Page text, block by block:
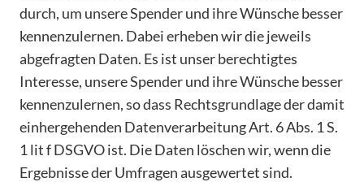
durch, um unsere Spender und ihre Wünsche besser
kennenzulernen. Dabei erheben wir die jeweils
abgefragten Daten. Es ist unser berechtigtes
Interesse, unsere Spender und ihre Wünsche besser
kennenzulernen, so dass Rechtsgrundlage der damit
einhergehenden Datenverarbeitung Art. 6 Abs. 1 S.
1 lit f DSGVO ist. Die Daten löschen wir, wenn die
Ergebnisse der Umfragen ausgewertet sind.